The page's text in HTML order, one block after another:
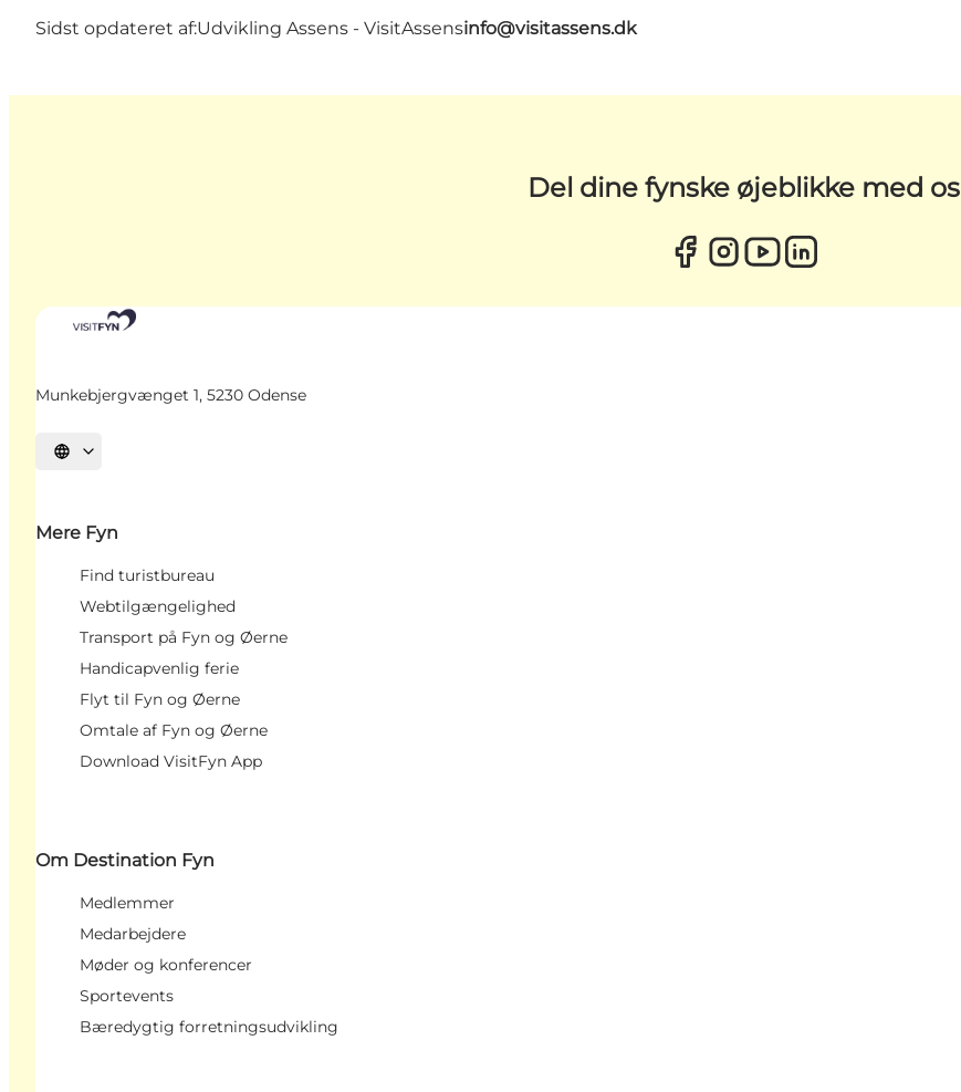
Sidst opdateret af:Udvikling Assens - VisitAssensinfo@visitassens.dk
Del dine fynske øjeblikke med os
Munkebjergvænget 1, 5230 Odense
Vælg sprog
Mere Fyn
Find turistbureau
Webtilgængelighed
Transport på Fyn og Øerne
Handicapvenlig ferie
Flyt til Fyn og Øerne
Omtale af Fyn og Øerne
Download VisitFyn App
Om Destination Fyn
Medlemmer
Medarbejdere
Møder og konferencer
Sportevents
Bæredygtig forretningsudvikling